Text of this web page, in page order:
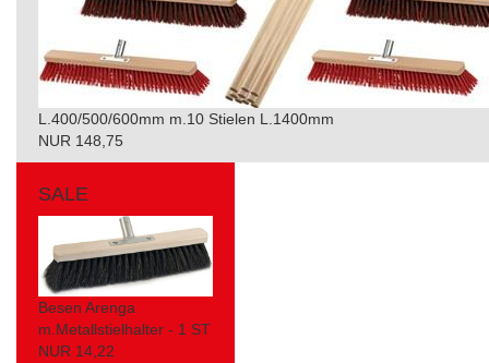
L.400/500/600mm m.10 Stielen L.1400mm
NUR 148,75
SALE
Besen Arenga
m.Metallstielhalter - 1 ST
NUR 14,22